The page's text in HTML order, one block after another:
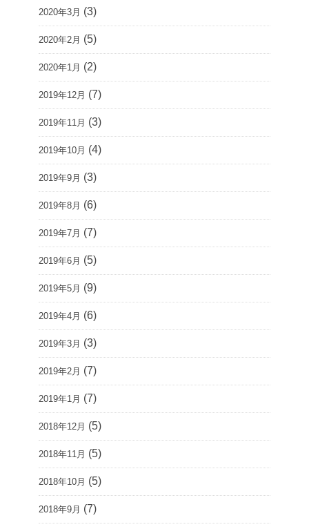
2020年3月 (3)
2020年2月 (5)
2020年1月 (2)
2019年12月 (7)
2019年11月 (3)
2019年10月 (4)
2019年9月 (3)
2019年8月 (6)
2019年7月 (7)
2019年6月 (5)
2019年5月 (9)
2019年4月 (6)
2019年3月 (3)
2019年2月 (7)
2019年1月 (7)
2018年12月 (5)
2018年11月 (5)
2018年10月 (5)
2018年9月 (7)